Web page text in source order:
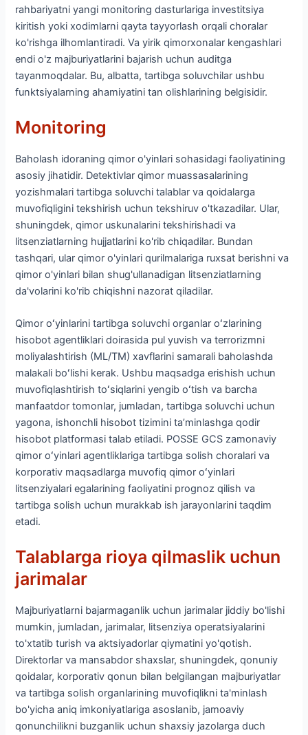
rahbariyatni yangi monitoring dasturlariga investitsiya
kiritish yoki xodimlarni qayta tayyorlash orqali choralar
ko'rishga ilhomlantiradi. Va yirik qimorxonalar kengashlari
endi o'z majburiyatlarini bajarish uchun auditga
tayanmoqdalar. Bu, albatta, tartibga soluvchilar ushbu
funktsiyalarning ahamiyatini tan olishlarining belgisidir.
Monitoring
Baholash idoraning qimor o'yinlari sohasidagi faoliyatining
asosiy jihatidir. Detektivlar qimor muassasalarining
yozishmalari tartibga soluvchi talablar va qoidalarga
muvofiqligini tekshirish uchun tekshiruv o'tkazadilar. Ular,
shuningdek, qimor uskunalarini tekshirishadi va
litsenziatlarning hujjatlarini ko'rib chiqadilar. Bundan
tashqari, ular qimor o'yinlari qurilmalariga ruxsat berishni va
qimor o'yinlari bilan shug'ullanadigan litsenziatlarning
da'volarini ko'rib chiqishni nazorat qiladilar.
Qimor oʻyinlarini tartibga soluvchi organlar oʻzlarining
hisobot agentliklari doirasida pul yuvish va terrorizmni
moliyalashtirish (ML/TM) xavflarini samarali baholashda
malakali boʻlishi kerak. Ushbu maqsadga erishish uchun
muvofiqlashtirish toʻsiqlarini yengib oʻtish va barcha
manfaatdor tomonlar, jumladan, tartibga soluvchi uchun
yagona, ishonchli hisobot tizimini taʼminlashga qodir
hisobot platformasi talab etiladi. POSSE GCS zamonaviy
qimor oʻyinlari agentliklariga tartibga solish choralari va
korporativ maqsadlarga muvofiq qimor oʻyinlari
litsenziyalari egalarining faoliyatini prognoz qilish va
tartibga solish uchun murakkab ish jarayonlarini taqdim
etadi.
Talablarga rioya qilmaslik uchun
jarimalar
Majburiyatlarni bajarmaganlik uchun jarimalar jiddiy bo'lishi
mumkin, jumladan, jarimalar, litsenziya operatsiyalarini
to'xtatib turish va aktsiyadorlar qiymatini yo'qotish.
Direktorlar va mansabdor shaxslar, shuningdek, qonuniy
qoidalar, korporativ qonun bilan belgilangan majburiyatlar
va tartibga solish organlarining muvofiqlikni ta'minlash
bo'yicha aniq imkoniyatlariga asoslanib, jamoaviy
qonunchilikni buzganlik uchun shaxsiy jazolarga duch